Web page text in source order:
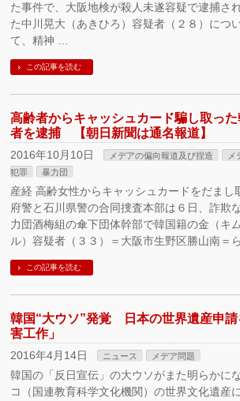
た事件で、大阪地検が殺人未遂容疑で逮捕さ
た中川晃大（あきひろ）容疑者（２８）につ
て、精神 …
この記事を読む
高齢者からキャッシュカード騙し取っ
者を逮捕 【朝日新聞は通名報道】
2016年10月10日 メデアの偏向報道及び捏造 メ
犯罪
暴力団
産経 高齢女性からキャッシュカードをだまし
府警と石川県警の合同捜査本部は６日、詐欺
力団酒梅組の傘下団体幹部で韓国籍の金（キ
ル）容疑者（３３）＝大阪市生野区勝山南＝
この記事を読む
韓国“大ウソ”発覚 日本の世界遺産申
害工作」
2016年4月14日 ニュース メデア問題
韓国の「反日宣伝」の大ウソがまた明らかに
コ（国連教育科学文化機関）の世界文化遺産